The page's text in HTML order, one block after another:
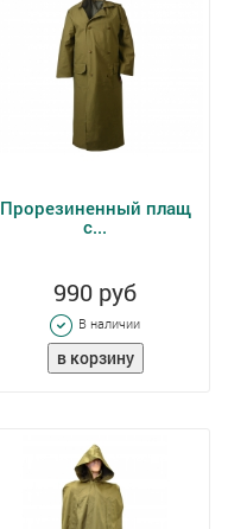
Прорезиненный плащ
с...
990 руб
В наличии